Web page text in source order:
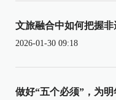
文旅融合中如何把握
2026-01-30 09:18
做好“五个必须”，为